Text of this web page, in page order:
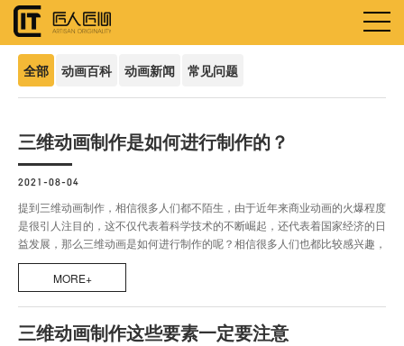
全部 动画百科 动画新闻 常见问题
三维动画制作是如何进行制作的？
2021-08-04
提到三维动画制作，相信很多人们都不陌生，由于近年来商业动画的火爆程度
是很引人注目的，这不仅代表着科学技术的不断崛起，还代表着国家经济的日
益发展，那么三维动画是如何进行制作的呢？相信很多人们也都比较感兴趣，
下面就来为大家简单介绍一下。
MORE+
三维动画制作这些要素一定要注意